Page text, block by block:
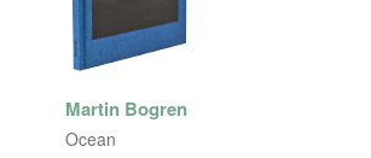
Martin Bogren
Ocean